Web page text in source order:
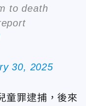
to death
30, 2025
童罪逮捕，後來